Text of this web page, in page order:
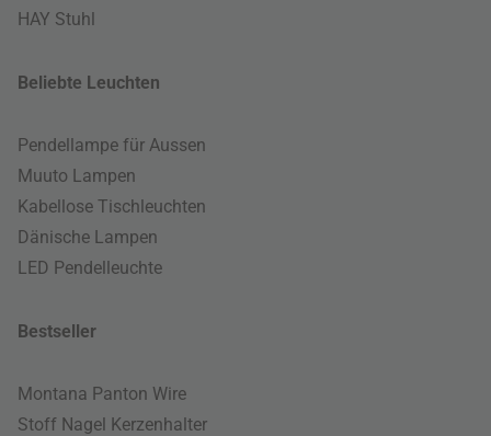
HAY Stuhl
Beliebte Leuchten
Pendellampe für Aussen
Muuto Lampen
Kabellose Tischleuchten
Dänische Lampen
LED Pendelleuchte
Bestseller
Montana Panton Wire
Stoff Nagel Kerzenhalter